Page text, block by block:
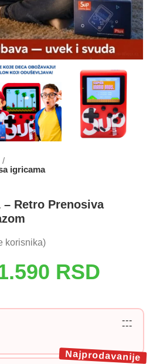
igricama
– Retro Prenosiva
korisnika)
RSD
---
---
Najprodavanije